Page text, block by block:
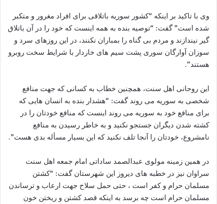
وی با تاکید بر اینکه “کشور سوریه باتلاقی برای افراد مغرور و متکبر
شده است” گفت: “توصیه بنده به همه اینست که خود را در آن باتلاق
گیر نیندازند و مردم بی گناه را بمباران نکنند، در این روزهای سرد و
سوزان آوارگان سوری پشت سیم های خاردار با شرایط سخت روبرو
هستند”.
این روحانی اهل سنت، همچنین خطاب به کسانی که جهت منافع
شخصی به سوریه می روند گفت: “هشدار بنده به انسان هایی که
برای منافع خود به سوریه می روند اینست که منافع خودتان را در
کشته شدن دیگران جستجو نکنید و به خاطر رسیدن به منافع
نامشروع، خودتان را آنجا تلف نکنید که این بسیار مسأله بدی هست”.
در همین زمینه مولوی عبدالصمد ساداتی امام جمعه اهل سنت
سراوان نیز در خطبه های دیروز این شهرستان گفت: “کشتن
مسلمان حرام و کفر است ، حتی حمل سلاح جهت ارعاب و ترساندن
مسلمان حرام است چه برسد به اینکه قصد کشتن و ریختن خون